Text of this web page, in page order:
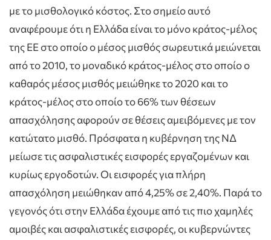
με το μισθολογικό κόστος. Στο σημείο αυτό
αναφέρουμε ότι η Ελλάδα είναι το μόνο κράτος-μέλος
της ΕΕ στο οποίο ο μέσος μισθός σωρευτικά μειώνεται
από το 2010, το μοναδικό κράτος-μέλος στο οποίο ο
καθαρός μέσος μισθός μειώθηκε το 2020 και το
κράτος-μέλος στο οποίο το 66% των θέσεων
απασχόλησης αφορούν σε θέσεις αμειβόμενες με τον
κατώτατο μισθό. Πρόσφατα η κυβέρνηση της ΝΔ
μείωσε τις ασφαλιστικές εισφορές εργαζομένων και
κυρίως εργοδοτών. Οι εισφορές για πλήρη
απασχόληση μειώθηκαν από 4,25% σε 2,40%. Παρά το
γεγονός ότι στην Ελλάδα έχουμε από τις πιο χαμηλές
αμοιβές και ασφαλιστικές εισφορές, οι κυβερνώντες